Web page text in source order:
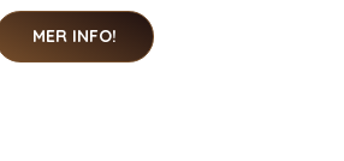
MER INFO!